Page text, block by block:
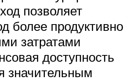
позволяет
более продуктивно
затратами
доступность
значительным